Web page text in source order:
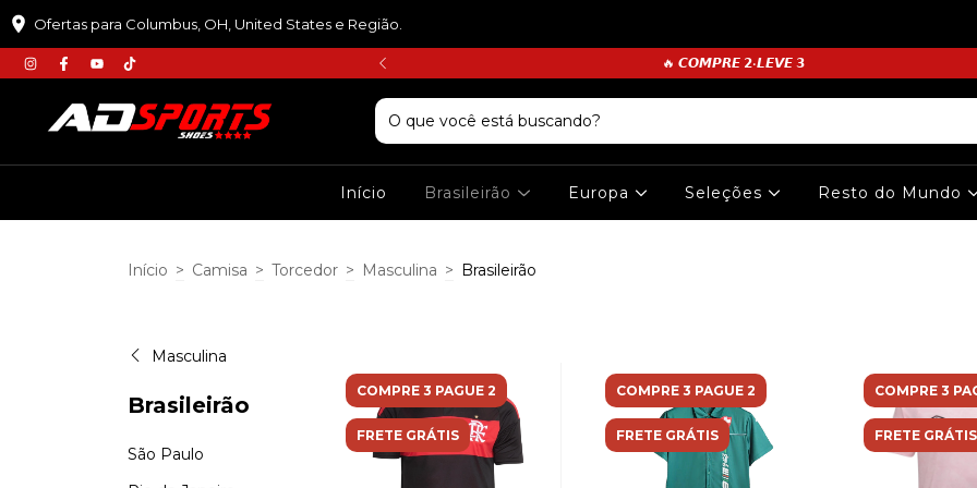
Ofertas para Columbus, OH, United States e Região.
:𝙋𝙍𝙄𝙈𝙀𝙄𝙍𝘼𝘾𝙊𝙈𝙋𝙍𝘼 🔥 𝘾𝙊𝙈𝙋𝙍𝙀 𝟮•𝙇𝙀𝙑𝙀 𝟯
Início Brasileirão Europa Seleções Resto do Mundo
Início > Camisa > Torcedor > Masculina > Brasileirão
Masculina
Brasileirão
São Paulo
COMPRE 3 PAGUE 2
FRETE GRÁTIS
COMPRE 3 PAGUE 2
FRETE GRÁTIS
COMPRE 3
FRETE GRÁTIS